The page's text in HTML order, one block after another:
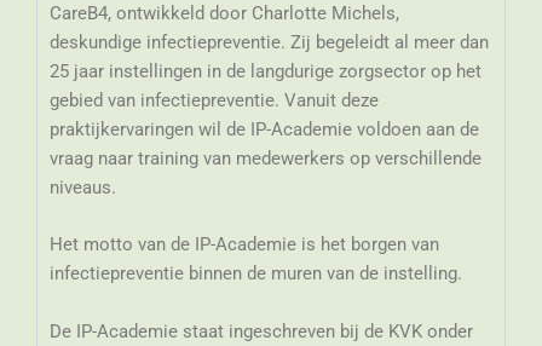
CareB4, ontwikkeld door Charlotte Michels,
deskundige infectiepreventie. Zij begeleidt al meer dan
25 jaar instellingen in de langdurige zorgsector op het
gebied van infectiepreventie. Vanuit deze
praktijkervaringen wil de IP-Academie voldoen aan de
vraag naar training van medewerkers op verschillende
niveaus.
Het motto van de IP-Academie is het borgen van
infectiepreventie binnen de muren van de instelling.
De IP-Academie staat ingeschreven bij de KVK onder